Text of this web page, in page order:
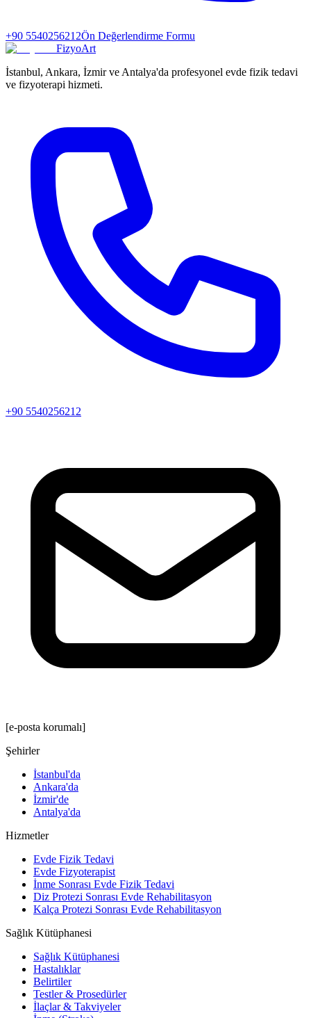
+90 5540256212Ön Değerlendirme Formu
FizyoArt
İstanbul, Ankara, İzmir ve Antalya'da profesyonel evde fizik tedavi
ve fizyoterapi hizmeti.
+90 5540256212
[e-posta korumalı]
Şehirler
İstanbul'da
Ankara'da
İzmir'de
Antalya'da
Hizmetler
Evde Fizik Tedavi
Evde Fizyoterapist
İnme Sonrası Evde Fizik Tedavi
Diz Protezi Sonrası Evde Rehabilitasyon
Kalça Protezi Sonrası Evde Rehabilitasyon
Sağlık Kütüphanesi
Sağlık Kütüphanesi
Hastalıklar
Belirtiler
Testler & Prosedürler
İlaçlar & Takviyeler